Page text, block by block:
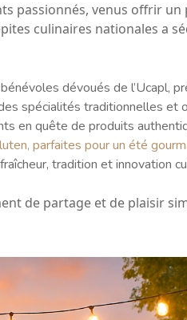
passionnés, venus offrir
culinaires nationales a
dévoués de l’Ucapl,
spécialités traditionnelles et
en quête de produits
parfaites pour un été
tradition et innovation
de partage et de plaisir